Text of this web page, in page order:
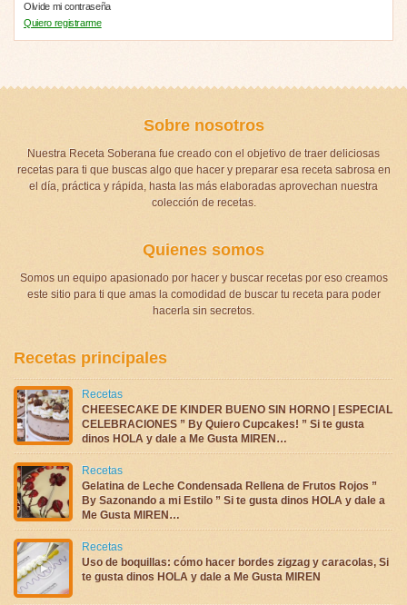
Olvide mi contraseña
Quiero registrarme
Sobre nosotros
Nuestra Receta Soberana fue creado con el objetivo de traer deliciosas
recetas para ti que buscas algo que hacer y preparar esa receta sabrosa en
el día, práctica y rápida, hasta las más elaboradas aprovechan nuestra
colección de recetas.
Quienes somos
Somos un equipo apasionado por hacer y buscar recetas por eso creamos
este sitio para ti que amas la comodidad de buscar tu receta para poder
hacerla sin secretos.
Recetas principales
Recetas
CHEESECAKE DE KINDER BUENO SIN HORNO | ESPECIAL
CELEBRACIONES ” By Quiero Cupcakes! ” Si te gusta
dinos HOLA y dale a Me Gusta MIREN…
Recetas
Gelatina de Leche Condensada Rellena de Frutos Rojos ”
By Sazonando a mi Estilo ” Si te gusta dinos HOLA y dale a
Me Gusta MIREN…
Recetas
Uso de boquillas: cómo hacer bordes zigzag y caracolas, Si
te gusta dinos HOLA y dale a Me Gusta MIREN